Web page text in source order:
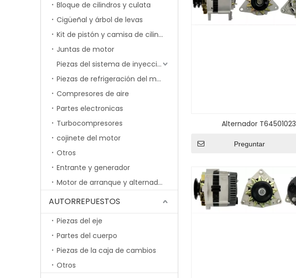
Bloque de cilindros y culata
Cigüeñal y árbol de levas
Kit de pistón y camisa de cilindro
Juntas de motor
Piezas del sistema de inyección de combustible
Piezas de refrigeración del motor
Compresores de aire
Partes electronicas
Turbocompresores
cojinete del motor
Otros
Entrante y generador
Motor de arranque y alternador
AUTORREPUESTOS
Piezas del eje
Partes del cuerpo
Piezas de la caja de cambios
Otros
Alternador T64501023
Preguntar